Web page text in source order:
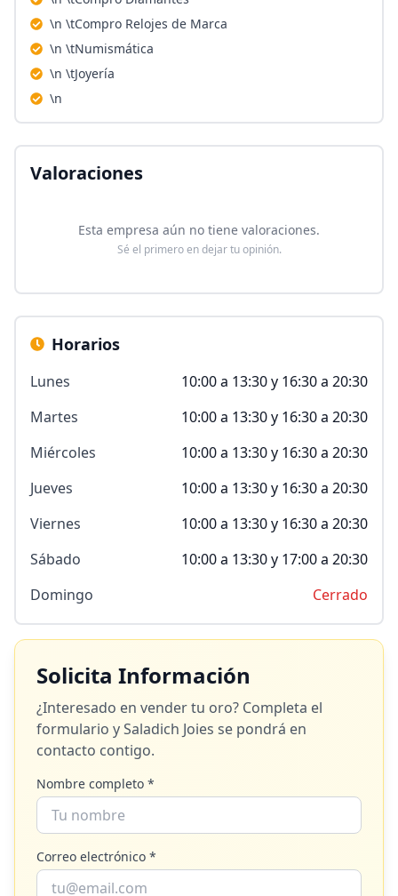
\n \tCompro Relojes de Marca
\n \tNumismática
\n \tJoyería
\n
Valoraciones
Esta empresa aún no tiene valoraciones.
Sé el primero en dejar tu opinión.
Horarios
Lunes
10:00 a 13:30 y 16:30 a 20:30
Martes
10:00 a 13:30 y 16:30 a 20:30
Miércoles
10:00 a 13:30 y 16:30 a 20:30
Jueves
10:00 a 13:30 y 16:30 a 20:30
Viernes
10:00 a 13:30 y 16:30 a 20:30
Sábado
10:00 a 13:30 y 17:00 a 20:30
Domingo
Cerrado
Solicita Información
¿Interesado en vender tu oro? Completa el
formulario ySaladich Joies se pondrá en
contacto contigo.
Nombre completo *
Correo electrónico *